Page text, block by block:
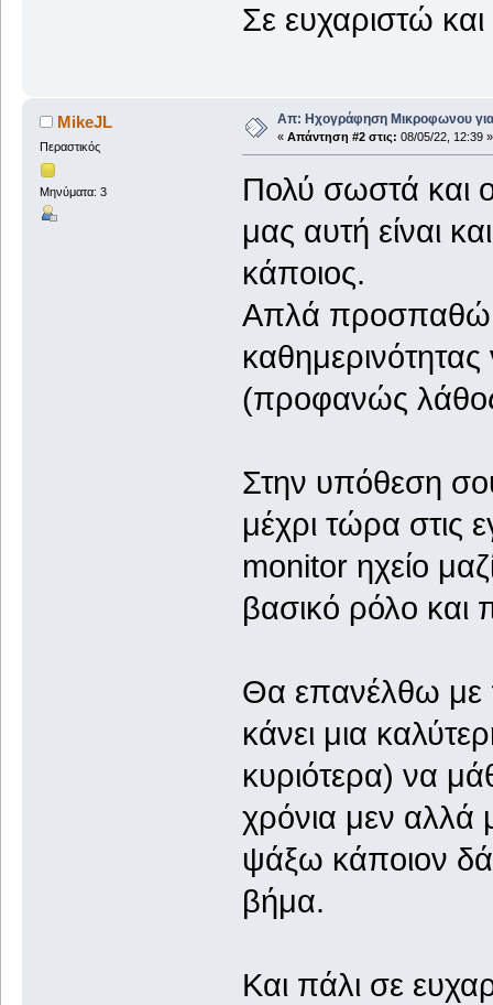
Σε ευχαριστώ και
MikeJL
Περαστικός
Μηνύματα: 3
Απ: Ηχογράφηση Μικροφωνου
« Απάντηση #2 στις: 08/05/22, 12:39 »
Πολύ σωστά και
μας αυτή είναι
κάποιος.
Απλά προσπαθώ
(προφανώς
Στην υπόθεση
μέχρι τώρα στις
monitor ηχείο
βασικό ρόλο και
Θα επανέλθω με
κάνει μια
κυριότερα) να
χρόνια μεν αλλά
ψάξω κάποιον
βήμα.
Και πάλι σε